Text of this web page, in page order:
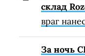
склад
враг
За ночь